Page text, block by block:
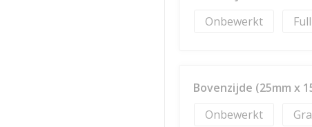
Onbewerkt
Bovenzijde (25mm x
Onbewerkt